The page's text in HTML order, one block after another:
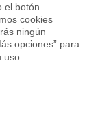
el botón
cookies
ningún
opciones” para